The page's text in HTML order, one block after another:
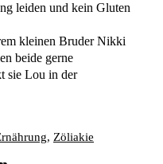
leiden und kein Gluten
kleinen Bruder Nikki
beide gerne
sie Lou in der
, Zöliakie